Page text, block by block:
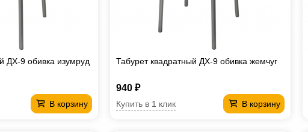
ДХ-9 обивка изумруд
В корзину
Табурет квадратный ДХ-9 обивка жемчуг
940 ₽
В корзину
Купить в 1 клик